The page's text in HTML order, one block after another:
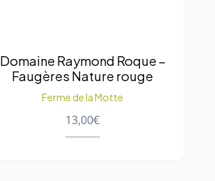
Domaine Raymond Roque –
Faugères Nature rouge
Ferme de la Motte
13,00€